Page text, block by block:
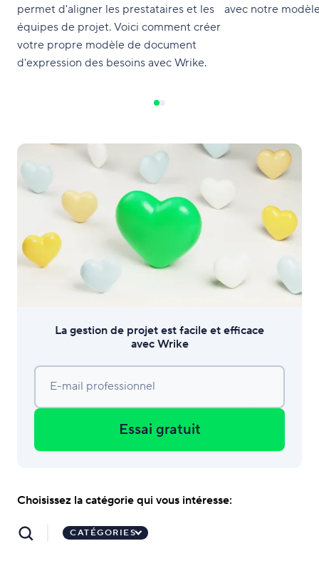
permet d'aligner les prestataires et les
équipes de projet. Voici comment créer
votre propre modèle de document
d'expression des besoins avec Wrike.
avec notre
La gestion de projet est facile et efficace
avec Wrike
E-mail professionnel
Essai gratuit
Choisissez la catégorie qui vous intéresse:
CATÉGORIES